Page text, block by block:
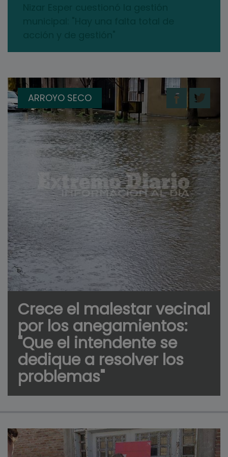
ARROYO SECO
Crece el malestar vecinal
por los anegamientos:
"Que el intendente se
dedique a resolver los
problemas"